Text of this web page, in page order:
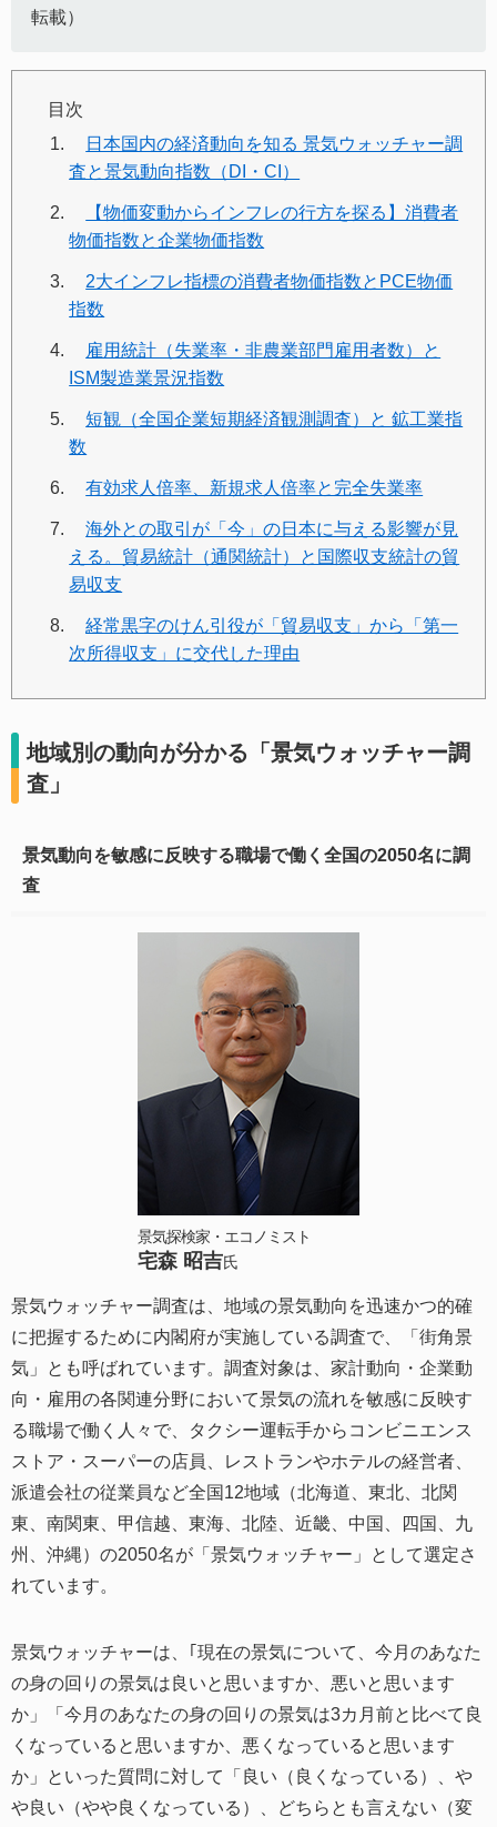
転載）
目次
日本国内の経済動向を知る 景気ウォッチャー調
査と景気動向指数（DI・CI）
【物価変動からインフレの行方を探る】消費者
物価指数と企業物価指数
2大インフレ指標の消費者物価指数とPCE物価
指数
雇用統計（失業率・非農業部門雇用者数）と
ISM製造業景況指数
短観（全国企業短期経済観測調査）と 鉱工業指
数
有効求人倍率、新規求人倍率と完全失業率
海外との取引が「今」の日本に与える影響が見
える。貿易統計（通関統計）と国際収支統計の貿
易収支
経常黒字のけん引役が「貿易収支」から「第一
次所得収支」に交代した理由
地域別の動向が分かる「景気ウォッチャー調
査」
景気動向を敏感に反映する職場で働く全国の2050名に調
査
景気探検家・エコノミスト
宅森 昭吉氏
景気ウォッチャー調査は、地域の景気動向を迅速かつ的確
に把握するために内閣府が実施している調査で、「街角景
気」とも呼ばれています。調査対象は、家計動向・企業動
向・雇用の各関連分野において景気の流れを敏感に反映す
る職場で働く人々で、タクシー運転手からコンビニエンス
ストア・スーパーの店員、レストランやホテルの経営者、
派遣会社の従業員など全国12地域（北海道、東北、北関
東、南関東、甲信越、東海、北陸、近畿、中国、四国、九
州、沖縄）の2050名が「景気ウォッチャー」として選定さ
れています。
景気ウォッチャーは、｢現在の景気について、今月のあなた
の身の回りの景気は良いと思いますか、悪いと思います
か」「今月のあなたの身の回りの景気は3カ月前と比べて良
くなっていると思いますか、悪くなっていると思います
か」といった質問に対して「良い（良くなっている）、や
や良い（やや良くなっている）、どちらとも言えない（変